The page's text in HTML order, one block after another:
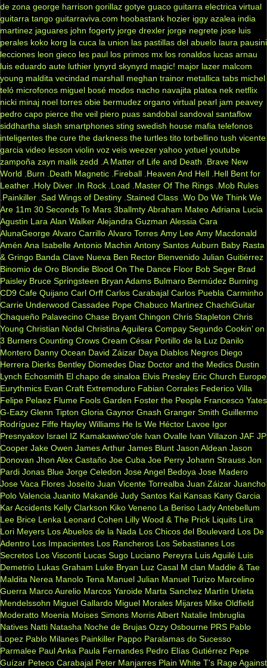
de zona george harrison gorillaz gotye guaco guitarra electrica virtual
guitarra tango guitarraviva.com hoobastank hozier iggy azalea india
martinez jaguares john fogerty jorge drexler jorge negrete jose luis
perales koko korg la cuca la union las pastillas del abuelo laura pausini
lecciones leon gieco les paul los primos mx los ronaldos lucas arnau
luis eduardo aute luthier lynyrd skynyrd magic! major lazer malcom
young maldita vecindad marshall meghan trainor metallica tabs michel
teló microfonos miguel bosé modos nacho navajita platea nek netflix
nicki minaj noel torres obie bermudez organo virtual pearl jam peavey
pedro capo pierce the veil piero puas sandobal sandoval santaflow
siddhartha slash smartphones sting swedish house mafia telefonos
inteligentes the cure the darkness the turtles tito torbellino tush vicente
garcia video lesson violin voz veis weezer yahoo yotuel youtube
zampoña zayn malik zedd .A Matter of Life and Death
.Brave New
World
.Burn .Death Magnetic .Fireball .Heaven And Hell .Hell Bent for
Leather .Holy Diver .In Rock .Load .Master Of The Rings .Mob Rules
.Painkiller .Sad Wings of Destiny .Stained Class .Wo Do We Think We
Are 11m 30 Seconds To Mars 3ballmty Abraham Mateo Adriana Lucia
Agustin Lara Alan Walker Alejandra Guzman Alessia Cara
AlunaGeorge Alvaro Carrillo Alvaro Torres Amy Lee Amy Macdonald
Amén Ana Isabelle Antonio Machin Antony Santos Auburn Baby Rasta
& Gringo Banda Clave Nueva Ben Rector Bienvenido Julian Guitiérrez
Binomio de Oro Blondie Blood On The Dance Floor Bob Seger Brad
Paisley Bruce Springsteen Bryan Adams Bulmaro Bermúdez Burning
CD9 Cafe Quijano Carl Orff Carlos Carabajal Carlos Puebla Carminho
Carrie Underwood Cassadee Pope Chabuco Martinez ChachiGuitar
Chaqueño Palavecino Chase Bryant Chingon Chris Stapleton Chris
Young Christian Nodal Christina Aguilera Compay Segundo Cookin’ on
3 Burners Counting Crows Cream César Portillo de la Luz Danilo
Montero Danny Ocean David Záizar Daya Diablos Negros Diego
Herrera Dierks Bentley Diomedes Diaz Doctor and the Medics Dustin
Lynch Echosmith El chapo de sinaloa Elvis Presley Eric Church Europe
Eurythmics Evan Craft Extremoduro Fabian Corrales Federico Villa
Felipe Pelaez Flume Fools Garden Foster the People Francesco Yates
G-Eazy Glenn Tipton Gloria Gaynor Gnash Granger Smith Guillermo
Rodríguez Fiffe Hayley Williams He Is We Héctor Lavoe Igor
Presnyakov Israel IZ Kamakawiwo'ole Ivan Ovalle Ivan Villazon JAF JP
Cooper Jake Owen James Arthur James Blunt Jason Aldean Jason
Donovan Jhon Alex Castaño Joe Cuba Joe Perry Johann Strauss Jon
Pardi Jonas Blue Jorge Celedon Jose Angel Bedoya Jose Madero
Jose Vaca Flores Joseíto Juan Vicente Torrealba Juan Záizar Juancho
Polo Valencia Juanito Makandé Judy Santos Kai Kansas Kany Garcia
Kar Accidents Kelly Clarkson Kiko Veneno La Beriso Lady Antebellum
Lee Brice Lenka Leonard Cohen Lilly Wood & The Prick Liquits Lira
Lori Meyers Los Abuelos de la Nada Los Chicos del Boulevard Los De
Adentro Los Impacientes Los Rancheros Los Sebastianes Los
Secretos Los Visconti Lucas Sugo Luciano Pereyra Luis Aguilé Luis
Demetrio Lukas Graham Luke Bryan Luz Casal M clan Maddie & Tae
Maldita Nerea Manolo Tena Manuel Julian Manuel Turizo Marcelino
Guerra Marco Aurelio Marcos Yaroide Marta Sanchez Martín Urieta
Mendelssohn Miguel Gallardo Miguel Morales Mijares Mike Oldfield
Moderatto Moenia Moises Simons Morris Albert Natalie Imbruglia
Natives Natti Natasha Noche de Brujas Ozzy Osbourne PRS Pablo
Lopez Pablo Milanes Painkiller Pappo Paralamas do Sucesso
Parmalee Paul Anka Paula Fernandes Pedro Elías Gutiérrez Pepe
Guízar Peteco Carabajal Peter Manjarres Plain White T's Rage Against